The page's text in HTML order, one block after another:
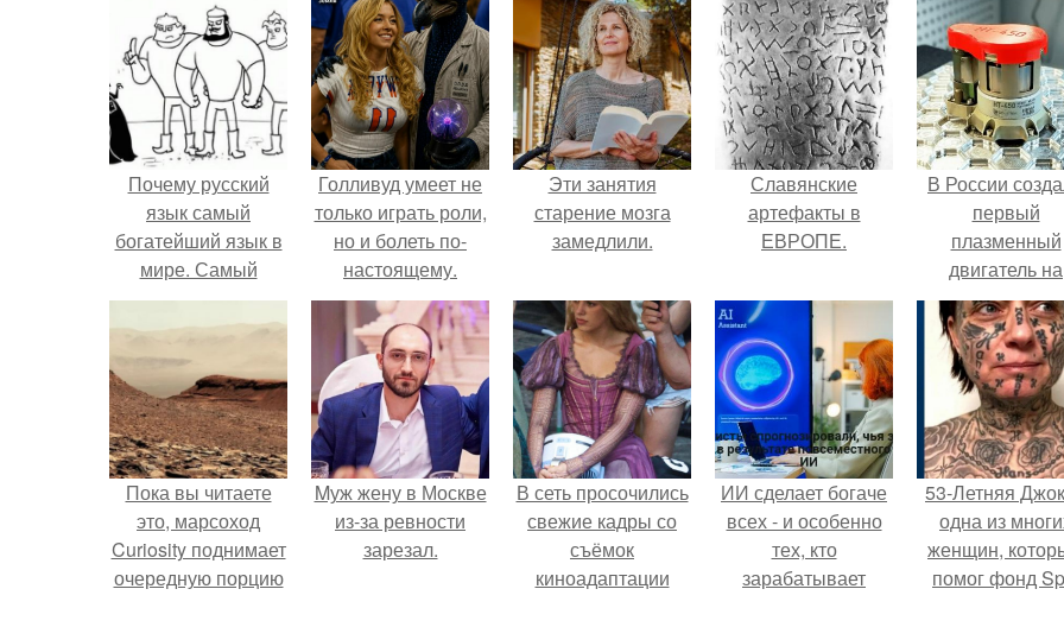
Почему русский
язык самый
богатейший язык в
мире. Самый
лучший и самый
богатый язык в
мире.
Голливуд умеет не
только играть роли,
но и болеть по-
настоящему.
Эти занятия
старение мозга
замедлили.
Славянские
артефакты в
ЕВРОПЕ.
В России
первый
плазменный
двигатель на
криптоне.
Пока вы читаете
это, марсоход
Curiosity поднимает
очередную порцию
Mуж жену в Москве
из-за ревности
зарезал.
В сеть просочились
свежие кадры со
съёмок
киноадаптации
ИИ сделает богаче
всех - и особенно
тех, кто
зарабатывает
53-Летняя
одна из
женщин,
помог фонд